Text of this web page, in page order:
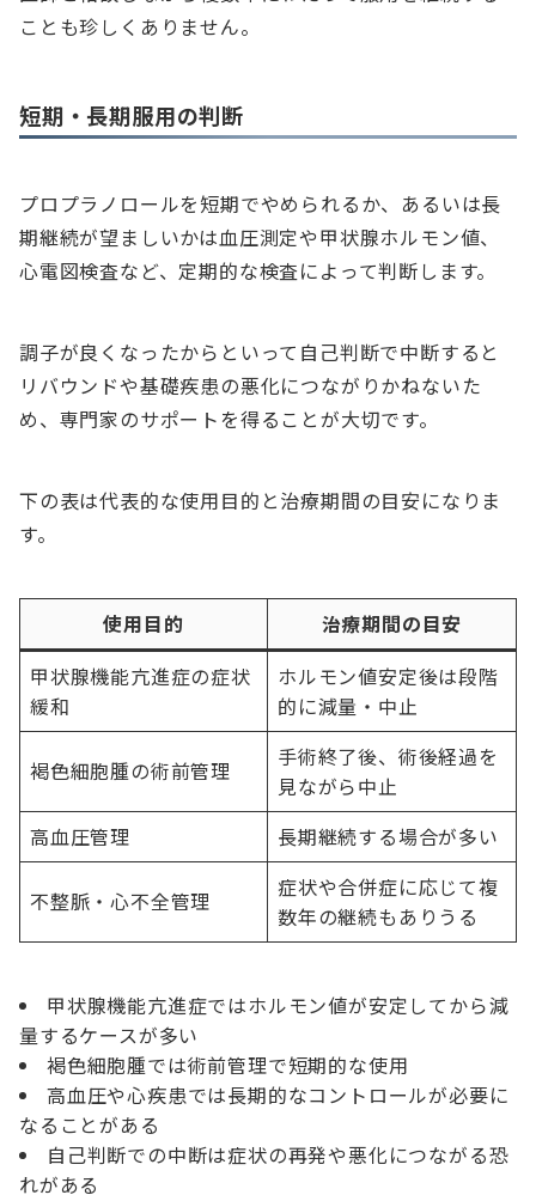
ことも珍しくありません。
短期・長期服用の判断
プロプラノロールを短期でやめられるか、あるいは長
期継続が望ましいかは血圧測定や甲状腺ホルモン値、
心電図検査など、定期的な検査によって判断します。
調子が良くなったからといって自己判断で中断すると
リバウンドや基礎疾患の悪化につながりかねないた
め、専門家のサポートを得ることが大切です。
下の表は代表的な使用目的と治療期間の目安になりま
す。
使用目的
治療期間の目安
甲状腺機能亢進症の症状
緩和
ホルモン値安定後は段階
的に減量・中止
褐色細胞腫の術前管理
手術終了後、術後経過を
見ながら中止
高血圧管理
長期継続する場合が多い
不整脈・心不全管理
症状や合併症に応じて複
数年の継続もありうる
甲状腺機能亢進症ではホルモン値が安定してから減
量するケースが多い
褐色細胞腫では術前管理で短期的な使用
高血圧や心疾患では長期的なコントロールが必要に
なることがある
自己判断での中断は症状の再発や悪化につながる恐
れがある